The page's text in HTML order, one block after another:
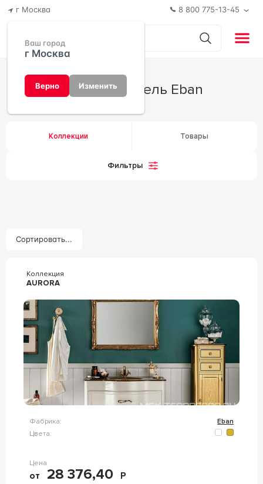
г Москва
Ваш город
г Москва
Верно Изменить
8 800 775-13-45
Производитель Eban
Коллекции Товары
Фильтры
Сортировать...
Коллекция
AURORA
Фабрика:
Eban
Цвета:
Цена
от 28 376,40 Р